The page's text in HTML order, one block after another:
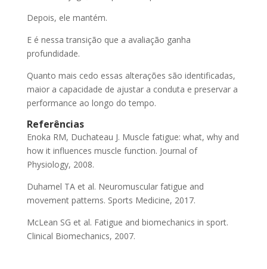
Depois, ele mantém.
E é nessa transição que a avaliação ganha
profundidade.
Quanto mais cedo essas alterações são identificadas,
maior a capacidade de ajustar a conduta e preservar a
performance ao longo do tempo.
Referências
Enoka RM, Duchateau J. Muscle fatigue: what, why and
how it influences muscle function. Journal of
Physiology, 2008.
Duhamel TA et al. Neuromuscular fatigue and
movement patterns. Sports Medicine, 2017.
McLean SG et al. Fatigue and biomechanics in sport.
Clinical Biomechanics, 2007.